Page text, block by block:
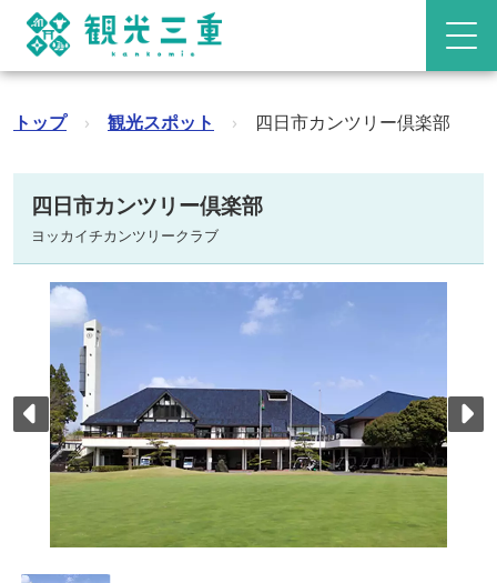
トップ › 観光スポット › 四日市カンツリー倶楽部
四日市カンツリー倶楽部
ヨッカイチカンツリークラブ